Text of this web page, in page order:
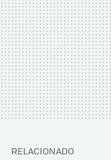
RELACIONADO